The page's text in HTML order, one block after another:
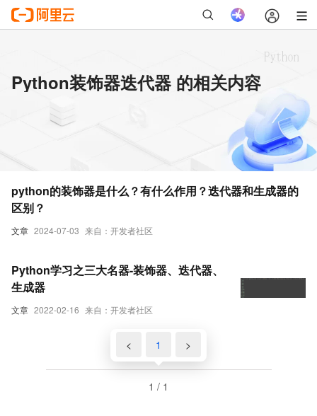
Python装饰器迭代器 的相关内容
文章 2024-07-03 来自：开发者社区
python的装饰器是什么？有什么作用？迭代器和生成器的
区别？
文章 2022-02-16 来自：开发者社区
Python学习之三大名器-装饰器、迭代器、
生成器
< 1 >
1 / 1